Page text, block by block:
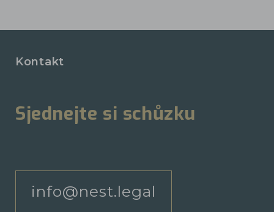
Kontakt
Sjednejte si schůzku
info@nest.legal